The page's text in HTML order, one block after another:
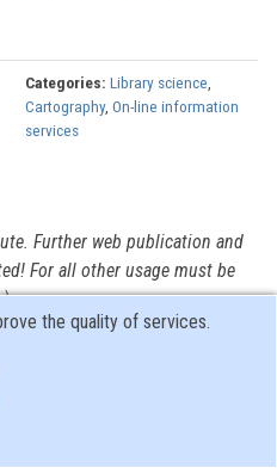
Categories: Library science,
Cartography, On-line information
services
Further web publication and
For all other usage must be
the quality of services.